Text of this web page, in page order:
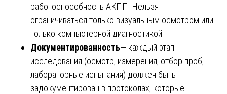
работоспособность АКПП. Нельзя
ограничиваться только визуальным осмотром или
только компьютерной диагностикой.
Документированность— каждый этап
исследования (осмотр, измерения, отбор проб,
лабораторные испытания) должен быть
задокументирован в протоколах, которые